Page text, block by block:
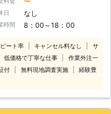
す。（水回りリフォームや内装
ームでもご依頼をいただいてお
します。 【床下工事の施
500件以上！株式会社ALTの強
施工は自社施工で、下請け業
うことはありません。中間マー
もこだわりたいですよね。 そ
きは悠ホーム株式会社にシロア
をお任せください。当店は築年
お安く対応できます。 ただ安
でなく日本しろあり対策協会が
た「しろあり防除施工士」の資
提案します。 当店は総合リ
ム業者であるため、シロアリ被
日 なし
時間 8：00～18：00
ート率 キャンセル料なし
サ
低価格で丁寧な仕事
作業外注一
付 無料現地調査実施
経験豊